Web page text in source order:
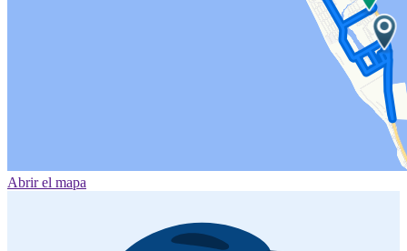
Abrir el mapa